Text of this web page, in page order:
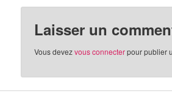
Laisser un
Vous devezvous connecterpour publier